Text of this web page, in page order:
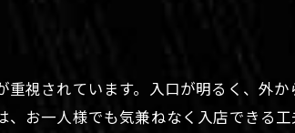
視されています。入口が明るく、外
お一人様でも気兼ねなく入店できる工